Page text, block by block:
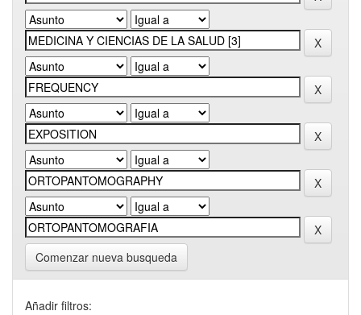
Comenzar nueva busqueda
Añadir filtros: